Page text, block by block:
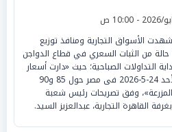
الأسواق التجارية ومنافذ توزيع
حالة من الثبات السعري في قطاع الدواجن
التداولات الصباحية؛ حيث «دارت أسعار
البيض اليوم الأحد 24-5-2026 فى مصر حول 85 و90
وفق تصريحات رئيس شعبة
القاهرة التجارية، عبدالعزيز السيد.